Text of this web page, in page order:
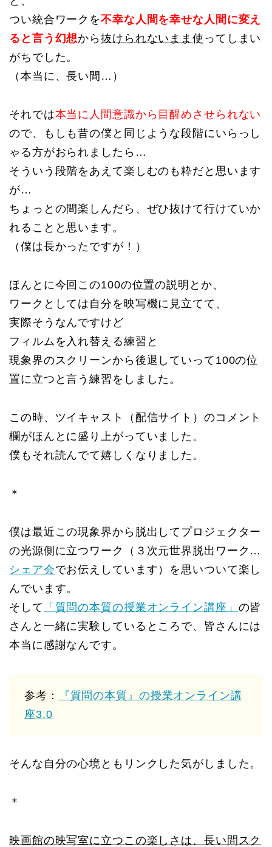
つい統合ワークを不幸な人間を幸せな人間に変え
ると言う幻想から抜けられないまま使ってしまい
がちでした。
（本当に、長い間…）
それでは本当に人間意識から目醒めさせられない
ので、もしも昔の僕と同じような段階にいらっし
ゃる方がおられましたら…
そういう段階をあえて楽しむのも粋だと思います
が…
ちょっとの間楽しんだら、ぜひ抜けて行けていか
れることと思います。
（僕は長かったですが！）
ほんとに今回この100の位置の説明とか、
ワークとしては自分を映写機に見立てて、
実際そうなんですけど
フィルムを入れ替える練習と
現象界のスクリーンから後退していって100の位
置に立つと言う練習をしました。
この時、ツイキャスト（配信サイト）のコメント
欄がほんとに盛り上がっていました。
僕もそれ読んでて嬉しくなりました。
＊
僕は最近この現象界から脱出してプロジェクター
の光源側に立つワーク（３次元世界脱出ワーク…
シェア会でお伝えしています）を思いついて楽し
んでいます。
そして
「質問の本質の授業オンライン講座」 の皆
さんと一緒に実験しているところで、皆さんには
本当に感謝なんです。
参考：
『質問の本質』の授業オンライン講
座3.0
そんな自分の心境ともリンクした気がしました。
＊
映画館の映写室に立つこの楽しさは、長い間スク